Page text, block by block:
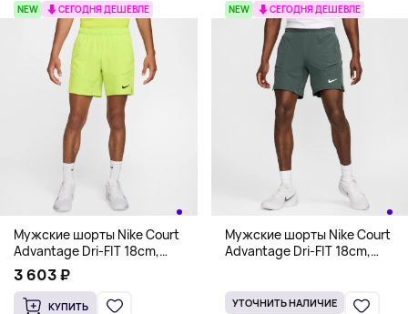
NEW СЕГОДНЯ ДЕШЕВЛЕ
Мужские шорты Nike Court
Advantage Dri-FIT 18cm,
кислотно-желтый
3 603 ₽
КУПИТЬ
NEW СЕГОДНЯ ДЕШЕВЛЕ
Мужские шорты Nike Court
Advantage Dri-FIT 18cm,
УТОЧНИТЬ НАЛИЧИЕ